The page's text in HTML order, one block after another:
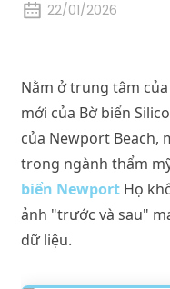
22/01/2026
Nằm ở trung tâm của
mới của Bờ biển
của Newport Beach,
trong ngành thẩm
biển NewportHọ
ảnh "trước và sau"
dữ liệu.